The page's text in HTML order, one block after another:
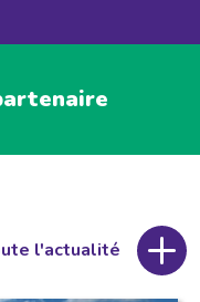
l'actualité